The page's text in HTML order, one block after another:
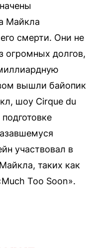
Майкла
смерти. Они не
огромных долгов,
вышли байопик
шоу Cirque du
участвовал в
таких как
Too Soon».